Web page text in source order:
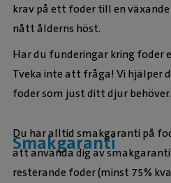
krav på ett foder till en
nått ålderns höst.
Har du funderingar kring
Tveka inte att fråga! Vi hjälper
foder som just ditt djur behöver.
Smakgaranti
Du har alltid smakgaranti på
att använda dig av
resterande foder (minst 75%